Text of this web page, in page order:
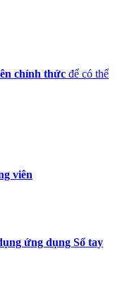
chính thức để có thể
viên
ứng dụng Sổ tay